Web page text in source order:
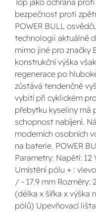
Top jako ochrana
bezpečnost proti
POWER BULL
technologii aktuálně
mimo jiné pro značky
konstrukční výška
regenerace po
zůstává tendenčně
vybití při cyklickém
přebytku kyseliny má
schopnost nabíjení.
moderních osobních
na baterie. POWER
Parametry: Napětí: 12
Umístění pólu + :
/ - 17.9 mm Rozměry:
(délka x šířka x výška
pólů) Upevňovací